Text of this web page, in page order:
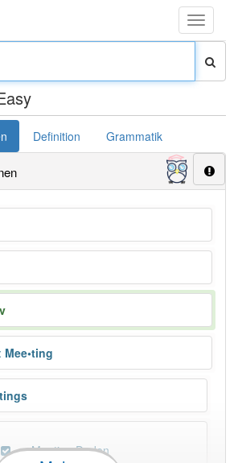
Toggle
Definition Grammatik
: Mee•ting
Meeting Duden